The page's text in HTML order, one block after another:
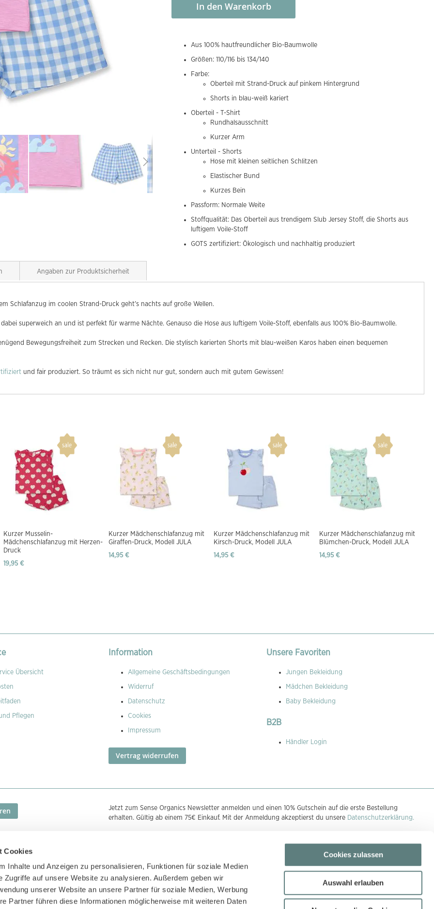
Cookies
Inhalte und Anzeigen zu personalisieren, Funktionen für soziale Medien
Zugriffe auf unsere Website zu analysieren. Außerdem geben wir
unserer Website an unsere Partner für soziale Medien, Werbung
Partner führen diese Informationen möglicherweise mit weiteren Daten
Cookies zulassen
Auswahl erlauben
In den Warenkorb
Aus 100% hautfreundlicher Bio-Baumwolle
Größen: 110/116 bis 134/140
Farbe:
Oberteil mit Strand-Druck auf pinkem Hintergrund
Shorts in blau-weiß kariert
Oberteil - T-Shirt
Rundhalsausschnitt
Kurzer Arm
Unterteil - Shorts
Hose mit kleinen seitlichen Schlitzen
Elastischer Bund
Kurzes Bein
Passform: Normale Weite
Stoffqualität: Das Oberteil aus trendigem Slub Jersey Stoff, die Shorts aus
luftigem Voile-Stoff
GOTS zertifiziert: Ökologisch und nachhaltig produziert
Schlafanzug im coolen Strand-Druck geht’s nachts auf große Wellen.
superweich an und ist perfekt für warme Nächte. Genauso die Hose aus luftigem Voile-Stoff, ebenfalls aus 100% Bio-Baumwolle.
Bewegungsfreiheit zum Strecken und Recken. Die stylisch karierten Shorts mit blau-weißen Karos haben einen bequemen
und fair produziert. So träumt es sich nicht nur gut, sondern auch mit gutem Gewissen!
Angaben zur Produktsicherheit
Kurzer Musselin-
Mädchenschlafanzug mit Herzen-
Druck
19,95 €
Kurzer Mädchenschlafanzug mit
Giraffen-Druck, Modell JULA
14,95 €
Kurzer Mädchenschlafanzug mit
Kirsch-Druck, Modell JULA
14,95 €
Kurzer Mädchenschlafanzug mit
Blümchen-Druck, Modell JULA
14,95 €
Übersicht
Pflegen
Information
Allgemeine Geschäftsbedingungen
Widerruf
Datenschutz
Cookies
Impressum
Vertrag widerrufen
Unsere Favoriten
Jungen Bekleidung
Mädchen Bekleidung
Baby Bekleidung
B2B
Händler Login
Jetzt zum Sense Organics Newsletter anmelden und einen 10% Gutschein auf die erste Bestellung
erhalten. Gültig ab einem 75€ Einkauf. Mit der Anmeldung akzeptierst du unsere Datenschutzerklärung.
Zahlungsmethoden